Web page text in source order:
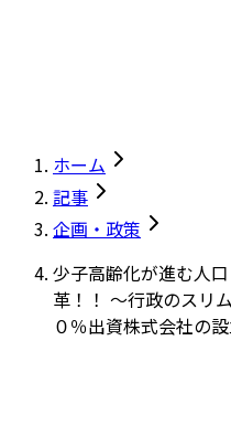
ホーム
記事
企画・政策
少子高齢化が進む人
革！！ ～行政のスリ
０％出資株式会社の